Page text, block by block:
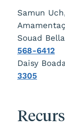
Samun
Souad
568-6412
Daisy
3305